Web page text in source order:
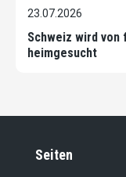
23.07.2026
Schweiz wird
heimgesucht
Seiten